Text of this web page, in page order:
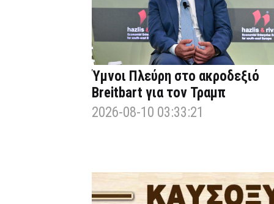
Ύμνοι Πλεύρη στο ακροδεξιό
Breitbart για τον Τραμπ
2026-08-10 03:33:21